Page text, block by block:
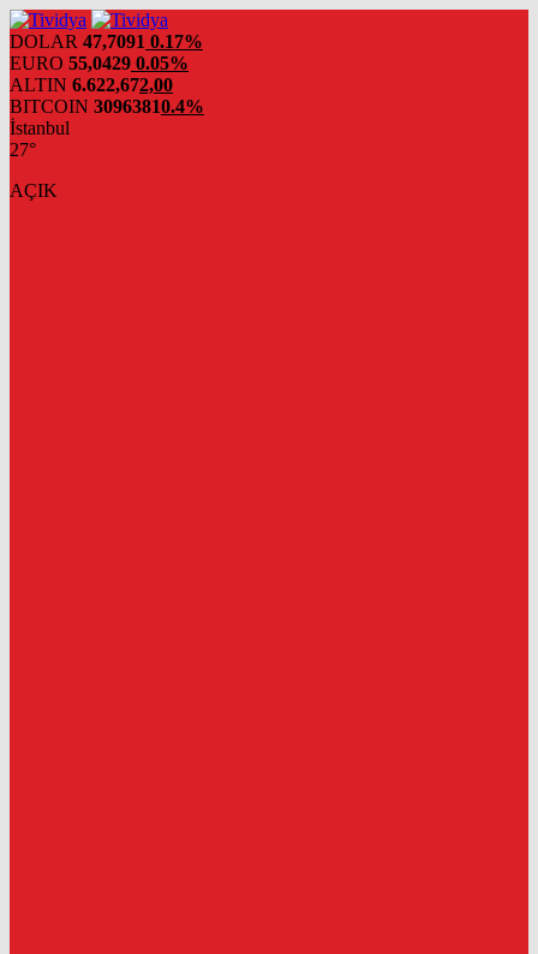
evden
eve
nakliyat
DOLAR 47,7091 0.17%
EURO 55,0429 0.05%
ALTIN 6.622,672,00
BITCOIN 30963810.4%
İstanbul
27°
AÇIK